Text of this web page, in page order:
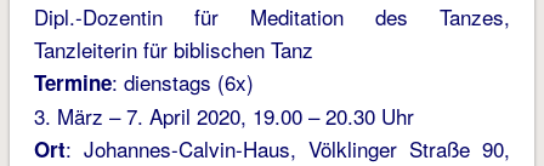
Dipl.-Dozentin für Meditation des Tanzes,
Tanzleiterin für biblischen Tanz
Termine: dienstags (6x)
3. März – 7. April 2020, 19.00 – 20.30 Uhr
Ort: Johannes-Calvin-Haus, Völklinger Straße 90,